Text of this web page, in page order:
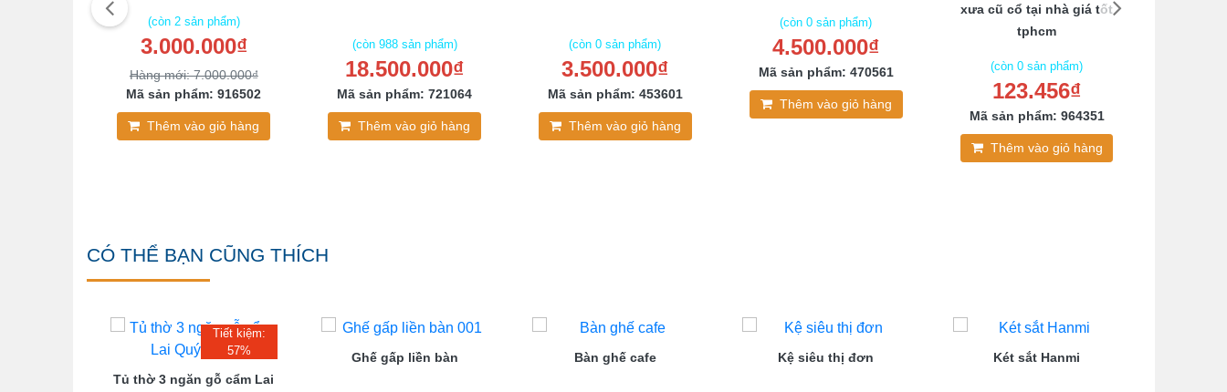
(còn 2 sản phẩm)
3.000.000₫
Hàng mới: 7.000.000₫
Mã sản phẩm: 916502
Thêm vào giỏ hàng
(còn 988 sản phẩm)
18.500.000₫
Mã sản phẩm: 721064
Thêm vào giỏ hàng
(còn 0 sản phẩm)
3.500.000₫
Mã sản phẩm: 453601
Thêm vào giỏ hàng
(còn 0 sản phẩm)
4.500.000₫
Mã sản phẩm: 470561
Thêm vào giỏ hàng
xưa cũ cổ tại nhà giá tốt
tphcm
(còn 0 sản phẩm)
123.456₫
Mã sản phẩm: 964351
Thêm vào giỏ hàng
CÓ THỂ BẠN CŨNG THÍCH
Tiết kiệm:
57%
Tủ thờ 3 ngăn gỗ cẩm Lai
Ghế gấp liền bàn Bàn ghế cafe Kệ siêu thị đơn Két sắt Hanmi